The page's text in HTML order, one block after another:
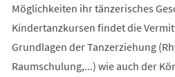
Möglichkeiten ihr tänzerisches
Kindertanzkursen findet die
Grundlagen der Tanzerziehung
Raumschulung,...) wie auch der